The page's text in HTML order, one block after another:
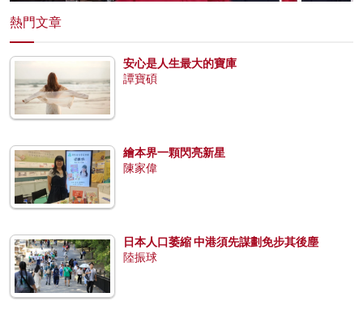
熱門文章
安心是人生最大的寶庫
譚寶碩
繪本界一顆閃亮新星
陳家偉
日本人口萎縮 中港須先謀劃免步其後塵
陸振球